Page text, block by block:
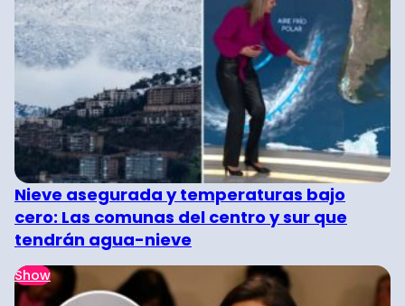
Nieve asegurada y temperaturas bajo
cero: Las comunas del centro y sur que
tendrán agua-nieve
Show